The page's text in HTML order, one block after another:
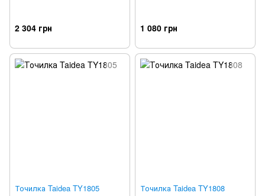
2 304 грн 1 080 грн
Точилка Taidea TY1805 Точилка Taidea TY1808